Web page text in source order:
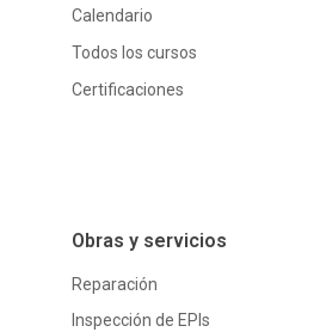
Calendario
Todos los cursos
Certificaciones
Obras y servicios
Reparación
Inspección de EPIs